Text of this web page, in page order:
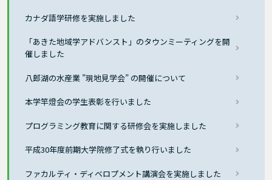
カナダ語学研修を実施しました
「あきた地域学アドバンスト」のタウンミーティングを開
催しました
八郎湖の水産業 ”現地見学会” の開催について
本学竿燈会の学生表彰を行いました
プログラミング教育に関する研修会を実施しました
平成30年度前期大学院修了式を執り行いました
ファカルティ・ディベロプメント講演会を実施しました